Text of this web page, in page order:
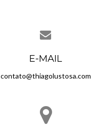
E-MAIL
contato@thiagolustosa.com